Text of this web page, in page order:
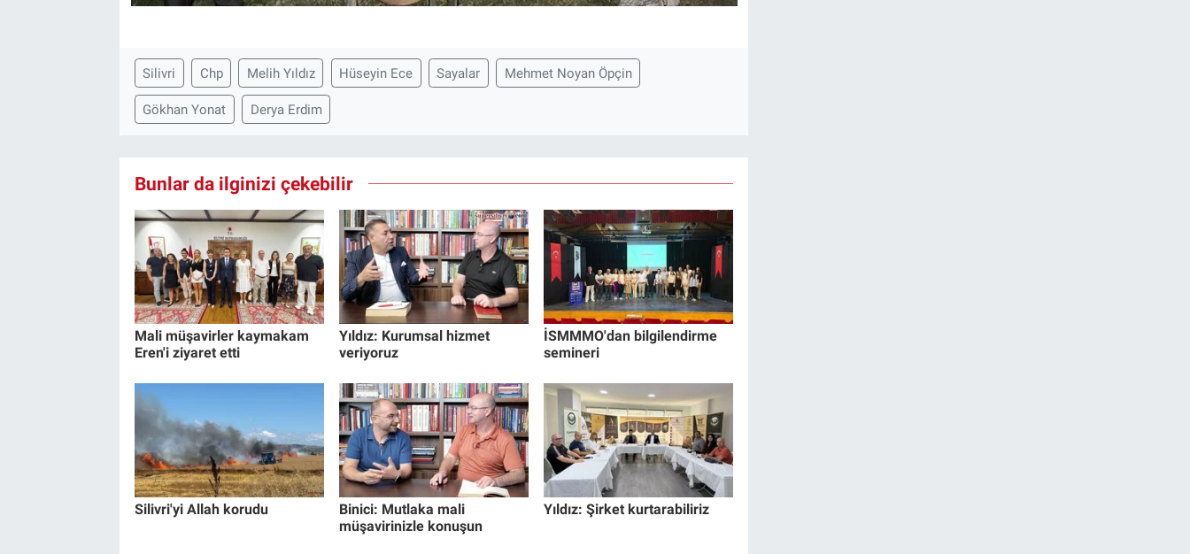
Silivri Chp Melih Yıldız Hüseyin Ece Sayalar Mehmet Noyan Öpçin
Gökhan Yonat Derya Erdim
Bunlar da ilginizi çekebilir
Mali müşavirler kaymakam
Eren'i ziyaret etti
Yıldız: Kurumsal hizmet
veriyoruz
İSMMMO'dan bilgilendirme
semineri
Silivri'yi Allah korudu
Binici: Mutlaka mali
müşavirinizle konuşun
Yıldız: Şirket kurtarabiliriz